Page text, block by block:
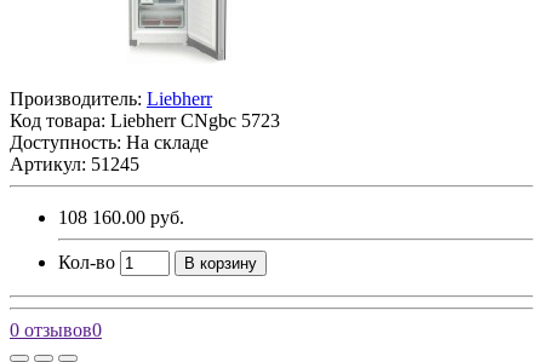
Производитель: Liebherr
Код товара: Liebherr CNgbc 5723
Доступность: На складе
Артикул: 51245
108 160.00 руб.
Кол-во В корзину
0 отзывов0